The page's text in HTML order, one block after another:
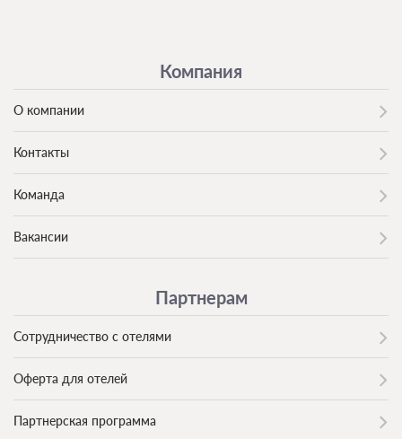
Компания
О компании
Контакты
Команда
Вакансии
Партнерам
Сотрудничество с отелями
Оферта для отелей
Партнерская программа